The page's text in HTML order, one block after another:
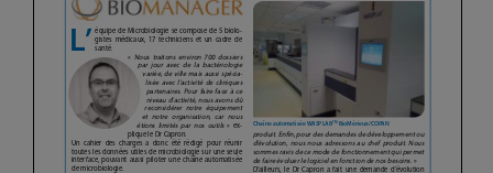
Abonnements
Annonceurs